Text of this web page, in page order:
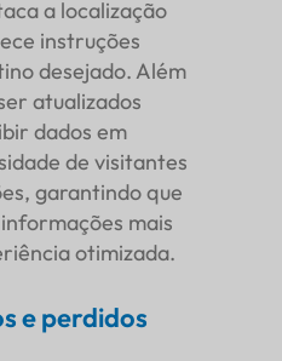
a localização
instruções
desejado. Além
atualizados
dados em
de visitantes
garantindo que
mais
otimizada.
e perdidos